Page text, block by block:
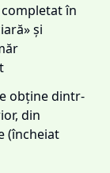
în
și
obține dintr-
din
(încheiat